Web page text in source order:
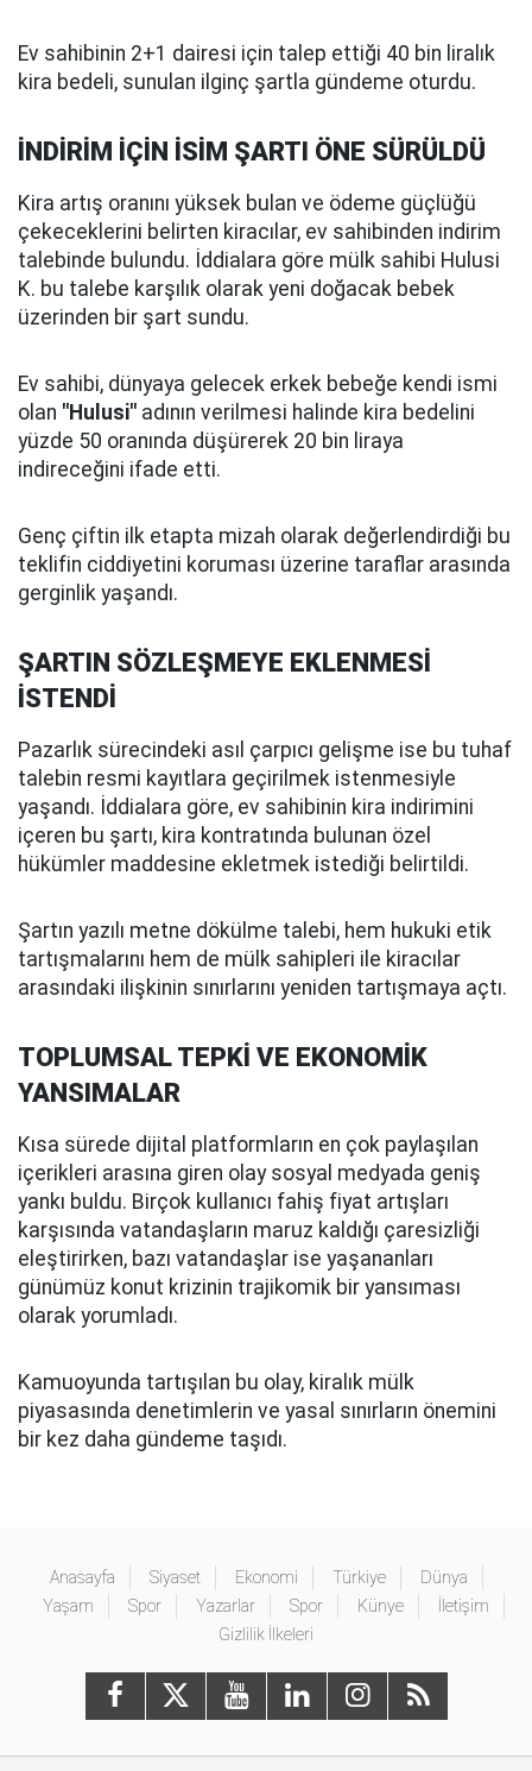
Ev sahibinin 2+1 dairesi için talep ettiği 40 bin liralık
kira bedeli, sunulan ilginç şartla gündeme oturdu.
İNDİRİM İÇİN İSİM ŞARTI ÖNE SÜRÜLDÜ
Kira artış oranını yüksek bulan ve ödeme güçlüğü
çekeceklerini belirten kiracılar, ev sahibinden indirim
talebinde bulundu. İddialara göre mülk sahibi Hulusi
K. bu talebe karşılık olarak yeni doğacak bebek
üzerinden bir şart sundu.
Ev sahibi, dünyaya gelecek erkek bebeğe kendi ismi
olan "Hulusi" adının verilmesi halinde kira bedelini
yüzde 50 oranında düşürerek 20 bin liraya
indireceğini ifade etti.
Genç çiftin ilk etapta mizah olarak değerlendirdiği bu
teklifin ciddiyetini koruması üzerine taraflar arasında
gerginlik yaşandı.
ŞARTIN SÖZLEŞMEYE EKLENMESİ
İSTENDİ
Pazarlık sürecindeki asıl çarpıcı gelişme ise bu tuhaf
talebin resmi kayıtlara geçirilmek istenmesiyle
yaşandı. İddialara göre, ev sahibinin kira indirimini
içeren bu şartı, kira kontratında bulunan özel
hükümler maddesine ekletmek istediği belirtildi.
Şartın yazılı metne dökülme talebi, hem hukuki etik
tartışmalarını hem de mülk sahipleri ile kiracılar
arasındaki ilişkinin sınırlarını yeniden tartışmaya açtı.
TOPLUMSAL TEPKİ VE EKONOMİK
YANSIMALAR
Kısa sürede dijital platformların en çok paylaşılan
içerikleri arasına giren olay sosyal medyada geniş
yankı buldu. Birçok kullanıcı fahiş fiyat artışları
karşısında vatandaşların maruz kaldığı çaresizliği
eleştirirken, bazı vatandaşlar ise yaşananları
günümüz konut krizinin trajikomik bir yansıması
olarak yorumladı.
Kamuoyunda tartışılan bu olay, kiralık mülk
piyasasında denetimlerin ve yasal sınırların önemini
bir kez daha gündeme taşıdı.
Anasayfa Siyaset Ekonomi Türkiye
Dünya
Yaşam
Spor Yazarlar Spor Künye
İletişim
Gizlilik İlkeleri